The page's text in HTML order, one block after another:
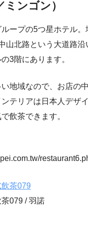
ンゴン）
ープの5つ星ホテル
山北路という大道路
3階にあります。
地域なので、お店の
テリアは日本人デザ
飲茶できます。
079 / 羽諾